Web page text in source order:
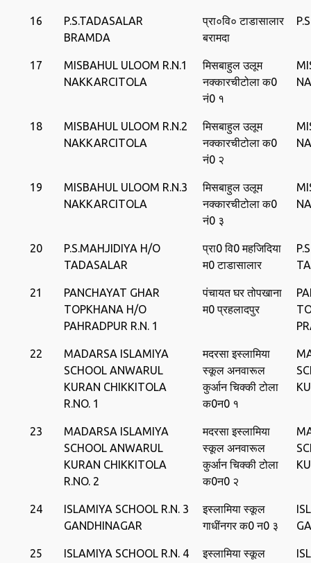
16
P.S.TADASALAR
BRAMDA
प्रा०वि० टाडासालार
बरामदा
17
MISBAHUL ULOOM R.N.1
NAKKARCITOLA
मिसबाहुल उलूम
नक्‍कारचीटोला क0
नं0 १
18
MISBAHUL ULOOM R.N.2
NAKKARCITOLA
मिसबाहुल उलूम
नक्‍कारचीटोला क0
नं0 २
19
MISBAHUL ULOOM R.N.3
NAKKARCITOLA
मिसबाहुल उलूम
नक्‍कारचीटोला क0
नं0 ३
20
P.S.MAHJIDIYA H/O
TADASALAR
प्रा0 वि0 महजिदिया
म0 टाडासालार
21
PANCHAYAT GHAR
TOPKHANA H/O
PAHRADPUR R.N. 1
पंचायत घर तोपखाना
म0 प्रहलादपुर
22
MADARSA ISLAMIYA
SCHOOL ANWARUL
KURAN CHIKKITOLA
R.NO. 1
मदरसा इस्‍लामिया
स्‍कूल अनवारूल
कुर्आन ‍चिक्‍की टोला
क0न0 १
23
MADARSA ISLAMIYA
SCHOOL ANWARUL
KURAN CHIKKITOLA
R.NO. 2
मदरसा इस्‍लामिया
स्‍कूल अनवारूल
कुर्आन ‍चिक्‍की टोला
क0न0 २
24
ISLAMIYA SCHOOL R.N. 3
GANDHINAGAR
इस्‍लामिया स्‍कूल
गाधींनगर क0 न0 ३
25
ISLAMIYA SCHOOL R.N. 4
इस्‍लामिया स्‍कूल